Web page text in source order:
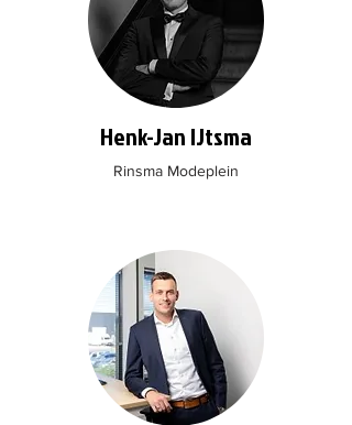
Henk-Jan IJtsma
Rinsma Modeplein